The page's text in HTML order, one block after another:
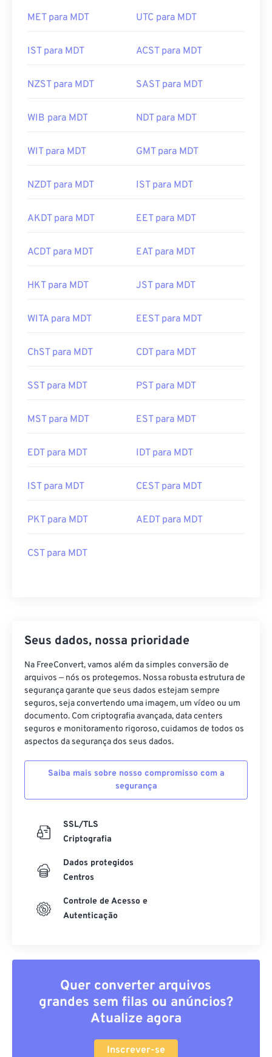
MET para MDT UTC para MDT
IST para MDT ACST para MDT
NZST para MDT SAST para MDT
WIB para MDT NDT para MDT
WIT para MDT GMT para MDT
NZDT para MDT IST para MDT
AKDT para MDT EET para MDT
ACDT para MDT EAT para MDT
HKT para MDT JST para MDT
WITA para MDT EEST para MDT
ChST para MDT CDT para MDT
SST para MDT PST para MDT
MST para MDT EST para MDT
EDT para MDT IDT para MDT
IST para MDT CEST para MDT
PKT para MDT AEDT para MDT
CST para MDT
Seus dados, nossa prioridade
Na FreeConvert, vamos além da simples conversão de
arquivos — nós os protegemos. Nossa robusta estrutura de
segurança garante que seus dados estejam sempre
seguros, seja convertendo uma imagem, um vídeo ou um
documento. Com criptografia avançada, data centers
seguros e monitoramento rigoroso, cuidamos de todos os
aspectos da segurança dos seus dados.
Saiba mais sobre nosso compromisso com a
segurança
SSL/TLS
Criptografia
Dados protegidos
Centros
Controle de Acesso e
Autenticação
Quer converter arquivos
grandes sem filas ou anúncios?
Atualize agora
Inscrever-se